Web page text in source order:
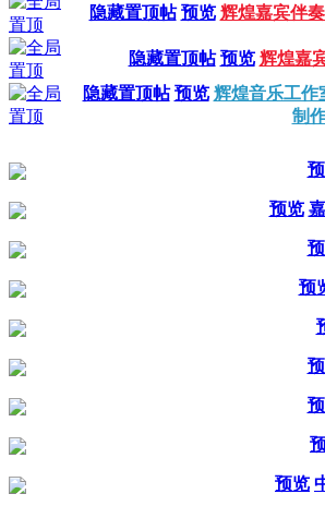
隐藏置顶帖 预览 辉煌嘉宾伴
隐藏置顶帖 预览 辉煌嘉
隐藏置顶帖 预览 辉煌音乐工作
制
预览
预
预览